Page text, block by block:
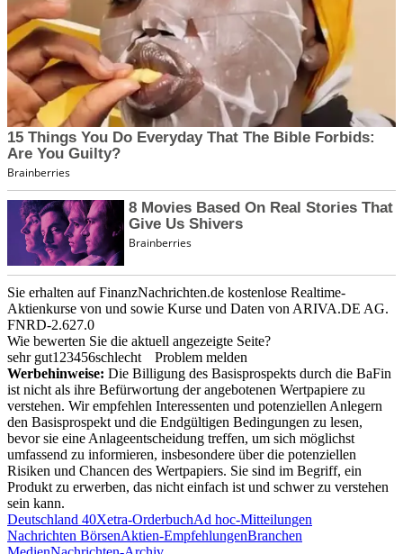
Sie erhalten auf FinanzNachrichten.de kostenlose Realtime-
Aktienkurse von und sowie Kurse und Daten von ARIVA.DE AG.
FNRD-2.627.0
Wie bewerten Sie die aktuell angezeigte Seite?
sehr gut1 23456schlecht
Problem melden
Werbehinweise: Die Billigung des Basisprospekts durch die BaFin
ist nicht als ihre Befürwortung der angebotenen Wertpapiere zu
verstehen. Wir empfehlen Interessenten und potenziellen Anlegern
den Basisprospekt und die Endgültigen Bedingungen zu lesen,
bevor sie eine Anlageentscheidung treffen, um sich möglichst
umfassend zu informieren, insbesondere über die potenziellen
Risiken und Chancen des Wertpapiers. Sie sind im Begriff, ein
Produkt zu erwerben, das nicht einfach ist und schwer zu verstehen
sein kann.
Deutschland 40Xetra-OrderbuchAd hoc-Mitteilungen
Nachrichten BörsenAktien-EmpfehlungenBranchen